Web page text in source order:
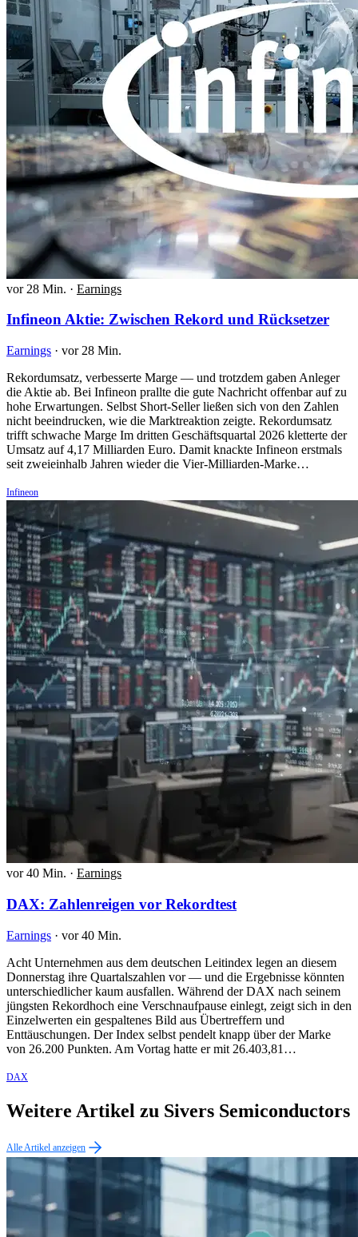
vor 28 Min. · Earnings
Infineon Aktie: Zwischen Rekord und Rücksetzer
Earnings · vor 28 Min.
Rekordumsatz, verbesserte Marge — und trotzdem gaben Anleger
die Aktie ab. Bei Infineon prallte die gute Nachricht offenbar auf zu
hohe Erwartungen. Selbst Short-Seller ließen sich von den Zahlen
nicht beeindrucken, wie die Marktreaktion zeigte. Rekordumsatz
trifft schwache Marge Im dritten Geschäftsquartal 2026 kletterte der
Umsatz auf 4,17 Milliarden Euro. Damit knackte Infineon erstmals
seit zweieinhalb Jahren wieder die Vier-Milliarden-Marke…
Infineon
vor 40 Min. · Earnings
DAX: Zahlenreigen vor Rekordtest
Earnings · vor 40 Min.
Acht Unternehmen aus dem deutschen Leitindex legen an diesem
Donnerstag ihre Quartalszahlen vor — und die Ergebnisse könnten
unterschiedlicher kaum ausfallen. Während der DAX nach seinem
jüngsten Rekordhoch eine Verschnaufpause einlegt, zeigt sich in den
Einzelwerten ein gespaltenes Bild aus Übertreffern und
Enttäuschungen. Der Index selbst pendelt knapp über der Marke
von 26.200 Punkten. Am Vortag hatte er mit 26.403,81…
DAX
Weitere Artikel zu Sivers Semiconductors
Alle Artikel anzeigen